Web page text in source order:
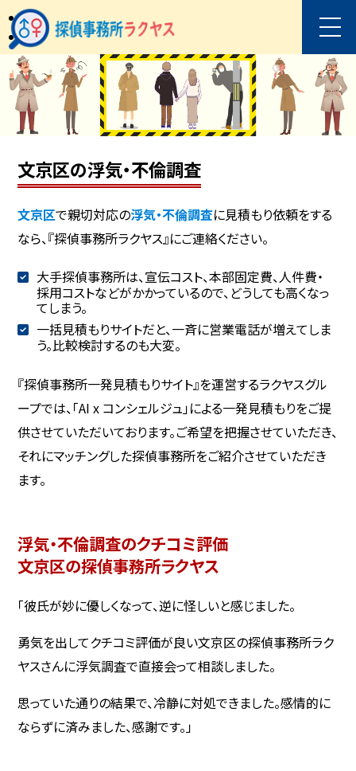
文京区の浮気・不倫調査
文京区で親切対応の浮気・不倫調査に見積もり依頼をする
なら、『探偵事務所ラクヤス』にご連絡ください。
大手探偵事務所は、宣伝コスト、本部固定費、人件費・
採用コストなどがかかっているので、どうしても高くなっ
てしまう。
一括見積もりサイトだと、一斉に営業電話が増えてしま
う。比較検討するのも大変。
『探偵事務所一発見積もりサイト』を運営するラクヤスグル
ープでは、「AI x コンシェルジュ」による一発見積もりをご提
供させていただいております。ご希望を把握させていただき、
それにマッチングした探偵事務所をご紹介させていただき
ます。
浮気・不倫調査のクチコミ評価
文京区の探偵事務所ラクヤス
「彼氏が妙に優しくなって、逆に怪しいと感じました。
勇気を出してクチコミ評価が良い文京区の探偵事務所ラク
ヤスさんに浮気調査で直接会って相談しました。
思っていた通りの結果で、冷静に対処できました。感情的に
ならずに済みました、感謝です。」